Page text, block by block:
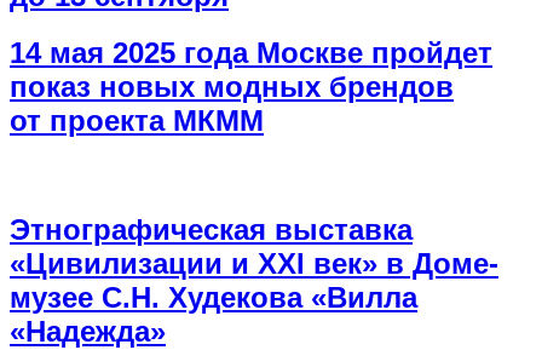
14 мая 2025 года Москве пройдет
показ новых модных брендов
от проекта МКММ
Этнографическая выставка
«Цивилизации и ХХI век» в Доме-
музее С.Н. Худекова «Вилла
«Надежда»